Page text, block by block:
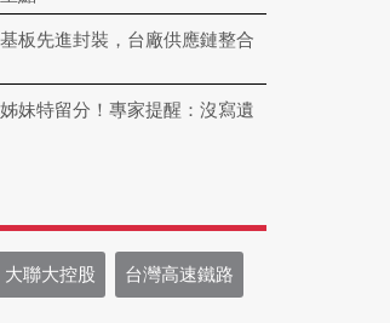
板先進封裝，台廠供應鏈整合
妹特留分！專家提醒：沒寫遺
大聯大控股 台灣高速鐵路